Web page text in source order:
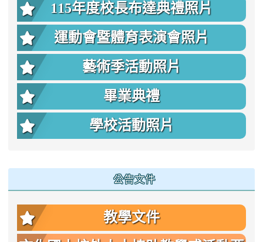
115年度校長布達典禮照片
運動會暨體育表演會照片
藝術季活動照片
畢業典禮
學校活動照片
公告文件
教學文件